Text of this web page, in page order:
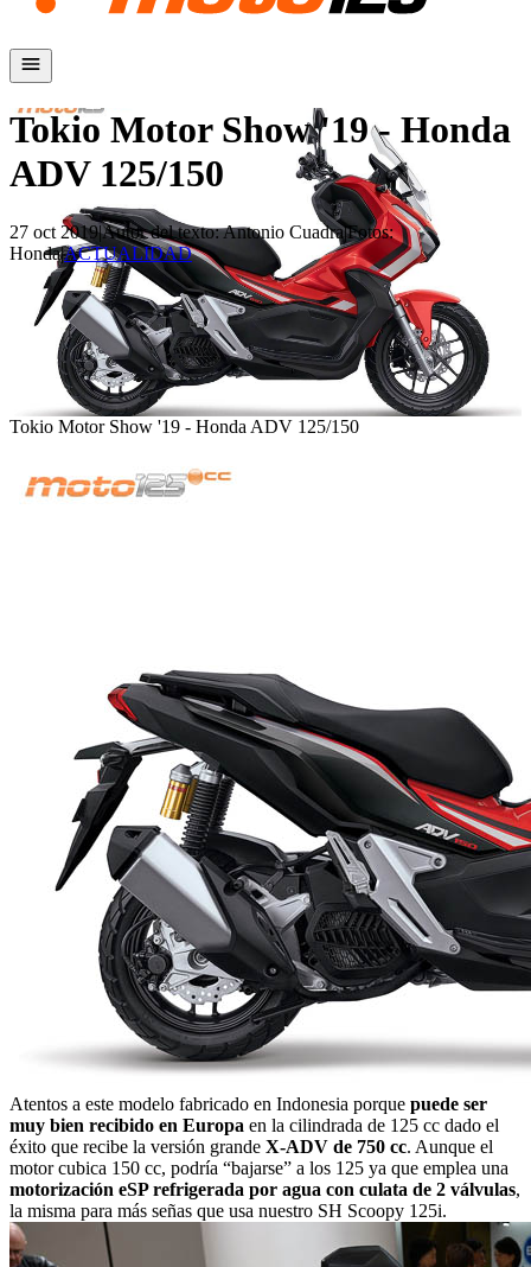
Tokio Motor Show '19 - Honda
ADV 125/150
27 oct 2019|Autor del texto:Antonio Cuadra|Fotos:
Honda|ACTUALIDAD
Tokio Motor Show '19 - Honda ADV 125/150
Atentos a este modelo fabricado en Indonesia porque puede ser
muy bien recibido en Europa en la cilindrada de 125 cc dado el
éxito que recibe la versión grande X-ADV de 750 cc. Aunque el
motor cubica 150 cc, podría “bajarse” a los 125 ya que emplea una
motorización eSP refrigerada por agua con culata de 2 válvulas,
la misma para más señas que usa nuestro SH Scoopy 125i.